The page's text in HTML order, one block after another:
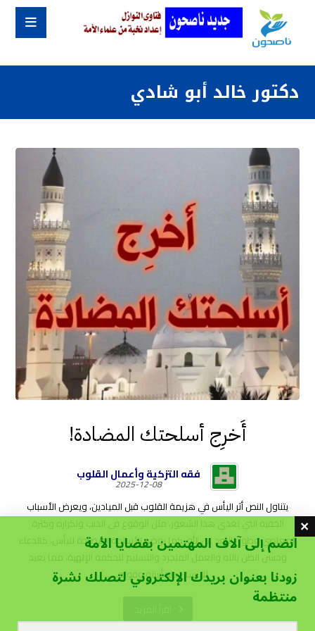
دكتور خالد أبو شادي
أَخرِج أسلحتك المضادة!
فقه التزكية وأعمال القلوب
2025-12-08
يتناول النص أثر اليأس في هزيمة القلوب قبل الميادين، ويعرض الأسباب
الخفية التي تغذي هذا الشعور، مثل الوقوع في الذنب وتكراره وكثرة
المعاصي وطول البعد عن الله. كما يوضح الأسلحة المضادة لليأس، كالدعاء
وحسن الظن بالله والعمل المتجرد والتسليم للحكمة الإلهية، مما يعيد
للإنسان طمأنينته وقوته. ...
انضم إلى آلاف المهتمين بقضايا الأمة
زودنا بعنوان بريدك الإلكتروني لتصلك نشرة
منتظمة